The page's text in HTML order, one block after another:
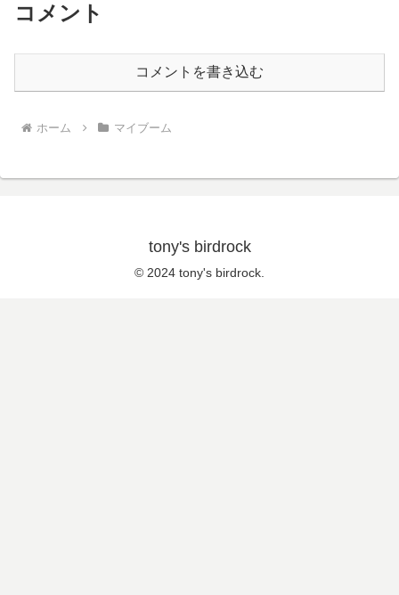
コメント
コメントを書き込む
ホーム マイブーム
tony's birdrock
© 2024 tony's birdrock.